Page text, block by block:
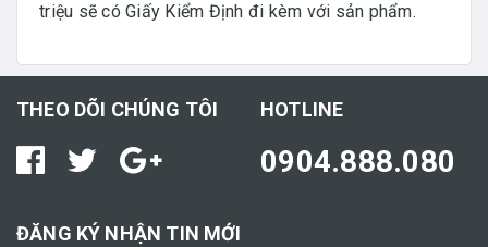
triệu sẽ có Giấy Kiểm Định đi kèm với sản phẩm.
THEO DÕI CHÚNG TÔI HOTLINE
0904.888.080
ĐĂNG KÝ NHẬN TIN MỚI